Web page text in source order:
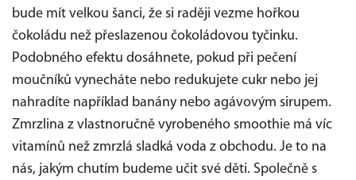
bude mít velkou šanci, že si raději vezme hořkou
čokoládu než přeslazenou čokoládovou tyčinku.
Podobného efektu dosáhnete, pokud při pečení
moučníků vynecháte nebo redukujete cukr nebo jej
nahradíte například banány nebo agávovým sirupem.
Zmrzlina z vlastnoručně vyrobeného smoothie má víc
vitamínů než zmrzlá sladká voda z obchodu. Je to na
nás, jakým chutím budeme učit své děti. Společně s